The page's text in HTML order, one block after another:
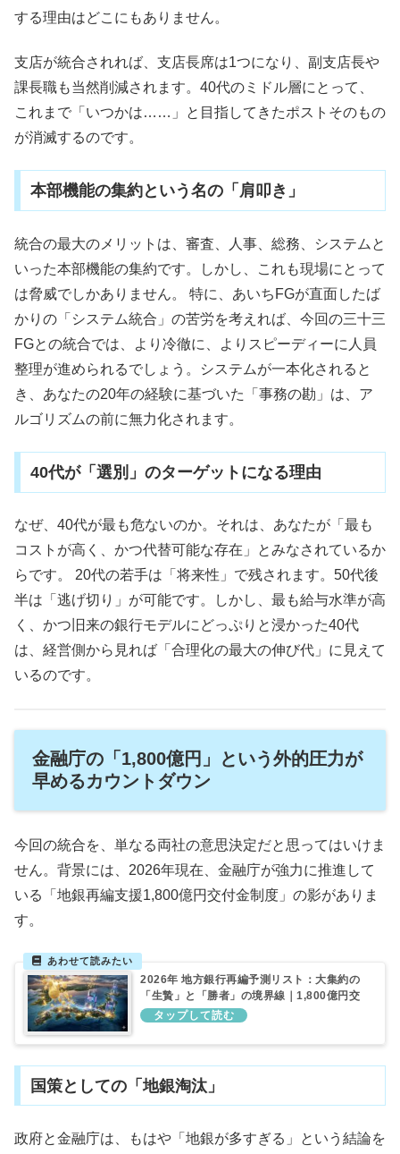
する理由はどこにもありません。
支店が統合されれば、支店長席は1つになり、副支店長や
課長職も当然削減されます。40代のミドル層にとって、
これまで「いつかは……」と目指してきたポストそのもの
が消滅するのです。
本部機能の集約という名の「肩叩き」
統合の最大のメリットは、審査、人事、総務、システムと
いった本部機能の集約です。しかし、これも現場にとって
は脅威でしかありません。 特に、あいちFGが直面したば
かりの「システム統合」の苦労を考えれば、今回の三十三
FGとの統合では、より冷徹に、よりスピーディーに人員
整理が進められるでしょう。システムが一本化されると
き、あなたの20年の経験に基づいた「事務の勘」は、ア
ルゴリズムの前に無力化されます。
40代が「選別」のターゲットになる理由
なぜ、40代が最も危ないのか。それは、あなたが「最も
コストが高く、かつ代替可能な存在」とみなされているか
らです。 20代の若手は「将来性」で残されます。50代後
半は「逃げ切り」が可能です。しかし、最も給与水準が高
く、かつ旧来の銀行モデルにどっぷりと浸かった40代
は、経営側から見れば「合理化の最大の伸び代」に見えて
いるのです。
金融庁の「1,800億円」という外的圧力が
早めるカウントダウン
今回の統合を、単なる両社の意思決定だと思ってはいけま
せん。背景には、2026年現在、金融庁が強力に推進して
いる「地銀再編支援1,800億円交付金制度」の影がありま
す。
2026年 地方銀行再編予測リスト：大集約の
「生贄」と「勝者」の境界線｜1,800億円交
付金が促す地銀大再編と銀行員の市場価値再
国策としての「地銀淘汰」
政府と金融庁は、もはや「地銀が多すぎる」という結論を